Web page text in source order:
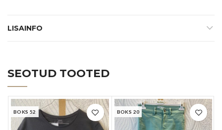
LISAINFO
SEOTUD TOOTED
BOKS 52 BOKS 20